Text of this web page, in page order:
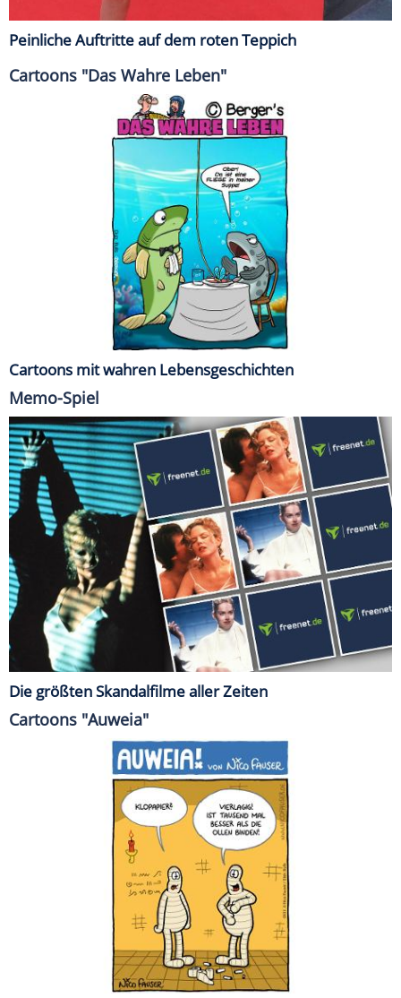
Peinliche Auftritte auf dem roten Teppich
Cartoons "Das Wahre Leben"
Cartoons mit wahren Lebensgeschichten
Memo-Spiel
Die größten Skandalfilme aller Zeiten
Cartoons "Auweia"